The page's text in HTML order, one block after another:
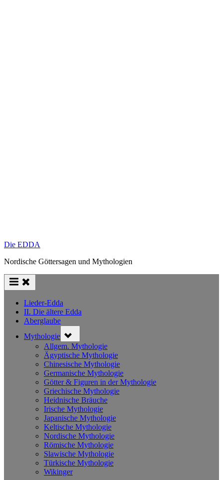
Die EDDA
Nordische Göttersagen und Mythologien
Lieder-Edda
II. Die ältere Edda
Aberglaube
Mythologie sub-
menu
Allgem. Mythologie
Ägyptische Mythologie
Chinesische Mythologie
Germanische Mythologie
Götter & Figuren in der Mythologie
Griechische Mythologie
Heidnische Bräuche
Irische Mythologie
Japanische Mythologie
Keltische Mythologie
Nordische Mythologie
Römische Mythologie
Slawische Mythologie
Türkische Mythologie
Wikinger